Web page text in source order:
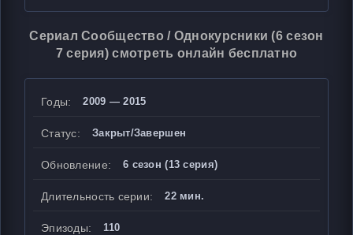
Сериал Сообщество / Однокурсники (6 сезон
7 серия) смотреть онлайн бесплатно
Годы: 2009 — 2015
Статус: Закрыт/Завершен
Обновление: 6 сезон (13 серия)
Длительность серии: 22 мин.
Эпизоды: 110